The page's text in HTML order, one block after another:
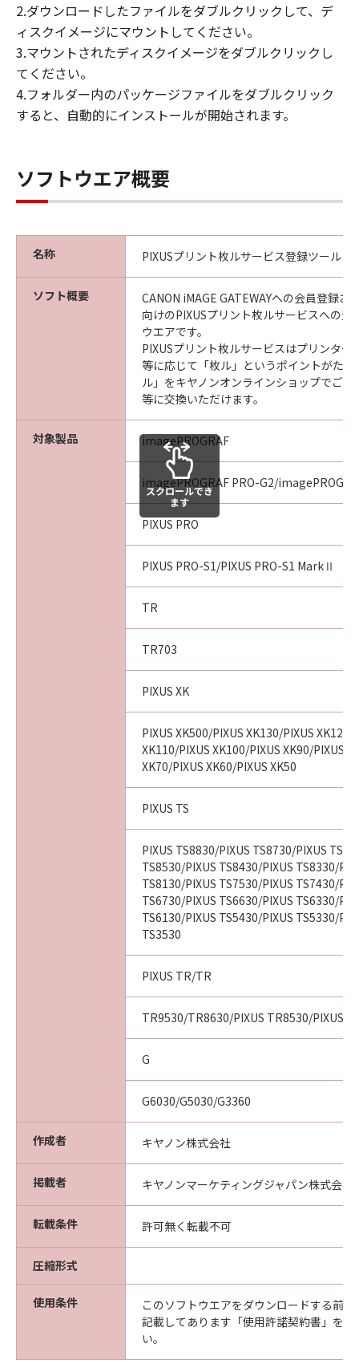
2.ダウンロードしたファイルをダブルクリックして、デ
ィスクイメージにマウントしてください。
3.マウントされたディスクイメージをダブルクリックし
てください。
4.フォルダー内のパッケージファイルをダブルクリック
すると、自動的にインストールが開始されます。
ソフトウエア概要
名称 PIXUSプリント枚ルサービス登録ツール
ソフト概要
CANON iMAGE GATEWAYへの会員登録お
向けのPIXUSプリント枚ルサービスへの登
ウエアです。
PIXUSプリント枚ルサービスはプリンター
等に応じて「枚ル」というポイントがたま
ル」をキヤノンオンラインショップでご
等に交換いただけます。
対象製品 imagePROGRAF
imagePROGRAF PRO-G2/
PIXUS PRO
PIXUS PRO-S1/PIXUS PRO-S1 MarkⅡ
TR
TR703
PIXUS XK
PIXUS XK500/PIXUS XK130/PIXUS XK120/
XK110/PIXUS XK100/PIXUS XK90/PIXUS
XK70/PIXUS XK60/PIXUS XK50
PIXUS TS
PIXUS TS8830/PIXUS TS8730/PIXUS
TS8530/PIXUS TS8430/PIXUS TS8330/
TS8130/PIXUS TS7530/PIXUS TS7430/
TS6730/PIXUS TS6630/PIXUS TS6330/
TS6130/PIXUS TS5430/PIXUS TS5330/
TS3530
PIXUS TR/TR
TR9530/TR8630/PIXUS TR8530/PIXUS
G
G6030/G5030/G3360
作成者 キヤノン株式会社
掲載者 キヤノンマーケティングジャパン株式会社
転載条件 許可無く転載不可
圧縮形式
使用条件
このソフトウエアをダウンロードする前
記載してあります「使用許諾契約書」を
い。
スクロールでき
ます